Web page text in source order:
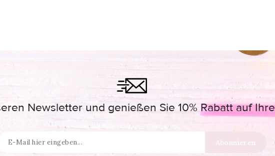
Newsletter und genießen Sie 10% Rabatt auf